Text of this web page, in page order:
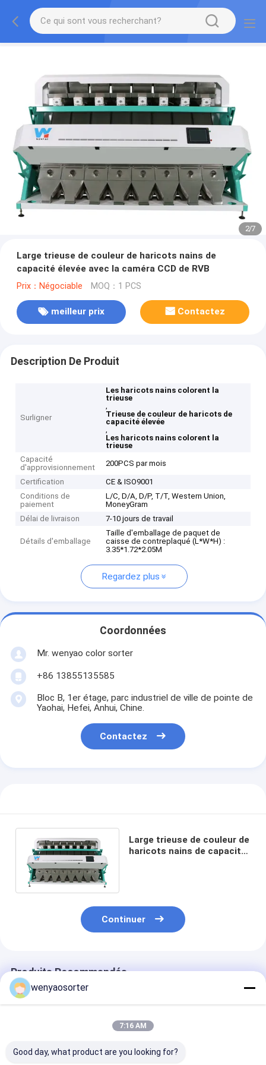
2/7
Large trieuse de couleur de haricots nains de
capacité élevée avec la caméra CCD de RVB
Prix：Négociable MOQ：1 PCS
meilleur prix Contactez
Description De Produit
Surligner
Les haricots nains colorent la
trieuse
,
Trieuse de couleur de haricots de
capacité élevée
,
Les haricots nains colorent la
trieuse
Capacité
d'approvisionnement
200PCS par mois
Certification
CE & ISO9001
Conditions de
paiement
L/C, D/A, D/P, T/T, Western Union,
MoneyGram
Délai de livraison
7-10 jours de travail
Détails d'emballage
Taille d'emballage de paquet de
caisse de contreplaqué (L*W*H) :
3.35*1.72*2.05M
Regardez plus
Coordonnées
Mr. wenyao color sorter
+86 13855135585
Bloc B, 1er étage, parc industriel de ville de pointe de
Yaohai, Hefei, Anhui, Chine.
Contactez
Large trieuse de couleur de
haricots nains de capacité
Continuer
Produits Recommandés
wenyaosorter
7:16 AM
Good day, what product are you looking for?